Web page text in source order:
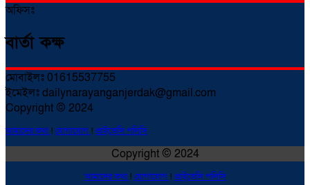
অফিসঃ
বার্তা কক্ষ
মোবাইলঃ 01615537755
ইমেইলঃ dailynarayanganjerdak@gmail.com
Copyright © 2024
আমাদের কথা! যোগাযোগ ! প্রাইভেসি পলিসি
Copyright © 2024
আমাদের কথা! যোগাযোগ ! প্রাইভেসি পলিসি